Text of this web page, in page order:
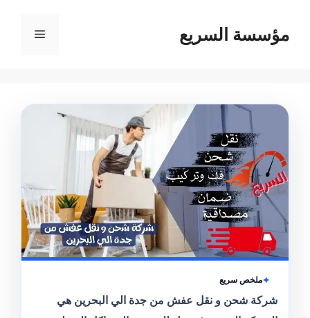
مؤسسة السريع القائمة
ملخص سريع
شركة شحن و نقل عفش من جدة الي البحرين هي